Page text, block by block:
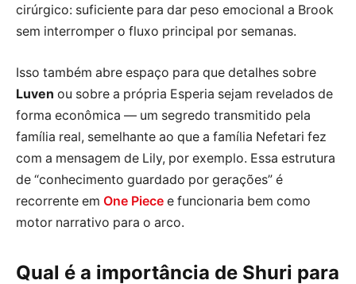
cirúrgico: suficiente para dar peso emocional a Brook
sem interromper o fluxo principal por semanas.
Isso também abre espaço para que detalhes sobre
Luven ou sobre a própria Esperia sejam revelados de
forma econômica — um segredo transmitido pela
família real, semelhante ao que a família Nefetari fez
com a mensagem de Lily, por exemplo. Essa estrutura
de “conhecimento guardado por gerações” é
recorrente em One Piece e funcionaria bem como
motor narrativo para o arco.
Qual é a importância de Shuri para